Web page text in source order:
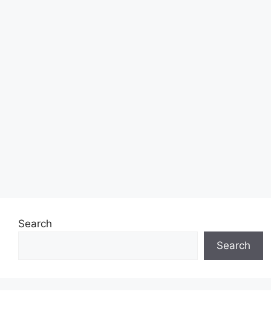
Search
Search